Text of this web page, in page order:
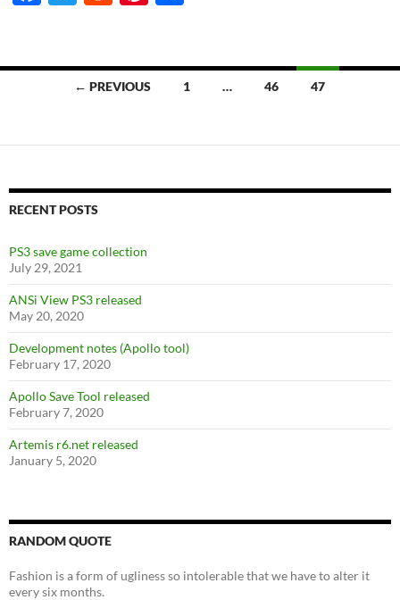
b er di es e
← PREVIOUS 1 … 46 47
RECENT POSTS
PS3 save game collection
July 29, 2021
ANSi View PS3 released
May 20, 2020
Development notes (Apollo tool)
February 17, 2020
Apollo Save Tool released
February 7, 2020
Artemis r6.net released
January 5, 2020
RANDOM QUOTE
Fashion is a form of ugliness so intolerable that we have to alter it
every six months.